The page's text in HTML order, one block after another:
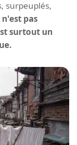
surpeuplés,
pas
surtout un